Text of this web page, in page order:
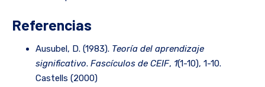
Referencias
Ausubel, D. (1983). Teoría del aprendizaje
significativo. Fascículos de CEIF, 1(1-10), 1-10.
Castells (2000)